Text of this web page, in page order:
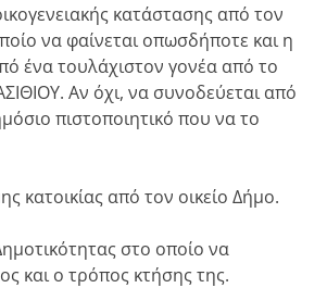
κατάστασης από τον
να φαίνεται οπωσδήποτε και η
ένα τουλάχιστον γονέα από το
Αν όχι, να συνοδεύεται από
πιστοποιητικό που να το
κατοικίας από τον οικείο Δήμο.
στο οποίο να
και ο τρόπος κτήσης της.